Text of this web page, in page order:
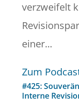
verzweifelt
einer...
Zum
#425:
Interne